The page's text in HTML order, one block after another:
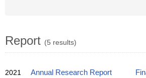
Report (5 results)
2021 Annual Research Report